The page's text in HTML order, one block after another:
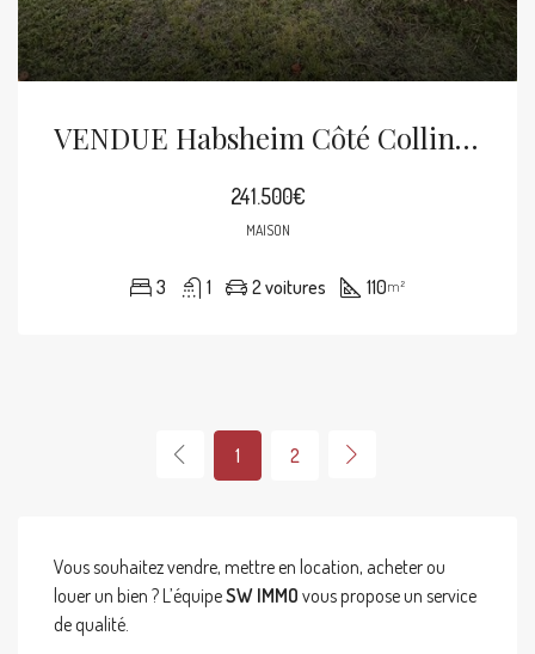
VENDUE Habsheim Côté Collines Maison À Rénover Avec Potentiel Sur 8.74 Ares
241.500€
MAISON
3 1 2 voitures 110m²
1 2
Vous souhaitez vendre, mettre en location, acheter ou
louer un bien ? L’équipeSW IMMO vous propose un service
de qualité.